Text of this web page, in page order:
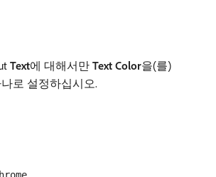
Text​에 대해서만 Text Color​을(를)
로 설정하십시오.